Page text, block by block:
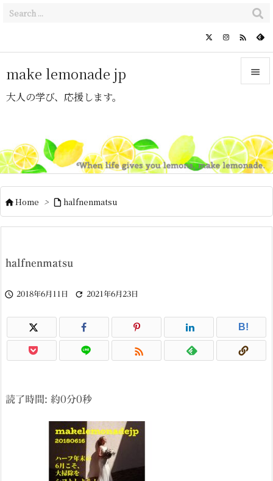
make lemonade jp
大人の学び、応援します。


サイド

次へ

Home >  halfnenmatsu
halfnenmatsu
 2018年6月11日  2021年6月23日
B!

読了時間: 約0分0秒